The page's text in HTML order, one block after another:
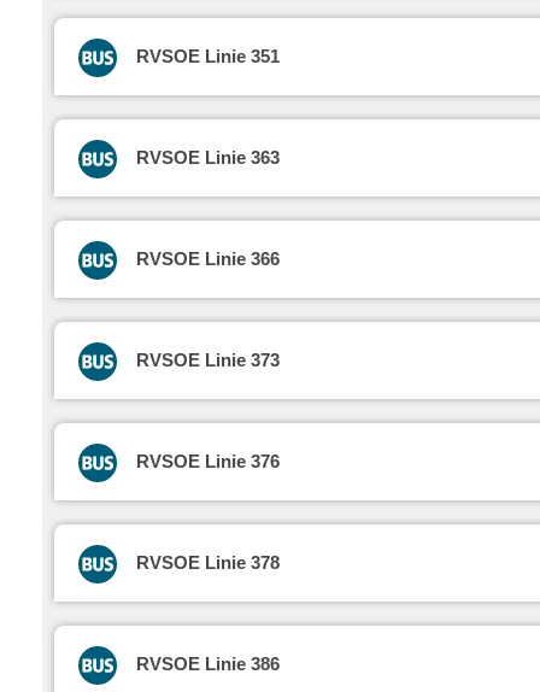
RVSOE Linie 351
RVSOE Linie 363
RVSOE Linie 366
RVSOE Linie 373
RVSOE Linie 376
RVSOE Linie 378
RVSOE Linie 386